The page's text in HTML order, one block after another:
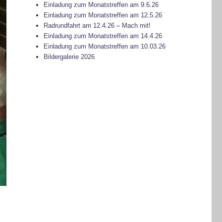
Einladung zum Monatstreffen am 9.6.26
Einladung zum Monatstreffen am 12.5.26
Radrundfahrt am 12.4.26 – Mach mit!
Einladung zum Monatstreffen am 14.4.26
Einladung zum Monatstreffen am 10.03.26
Bildergalerie 2026